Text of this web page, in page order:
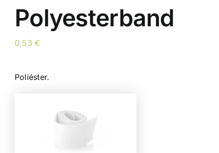
Polyesterband
0,53€
Poliéster.